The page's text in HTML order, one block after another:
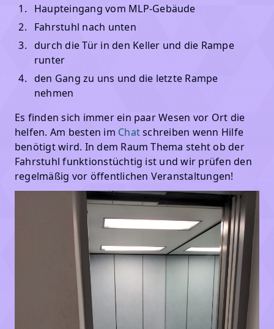
Haupteingang vom MLP-Gebäude
Fahrstuhl nach unten
durch die Tür in den Keller und die Rampe
runter
den Gang zu uns und die letzte Rampe
nehmen
Es finden sich immer ein paar Wesen vor Ort die
helfen. Am besten im Chatschreiben wenn Hilfe
benötigt wird. In dem Raum Thema steht ob der
Fahrstuhl funktionstüchtig ist und wir prüfen den
regelmäßig vor öffentlichen Veranstaltungen!